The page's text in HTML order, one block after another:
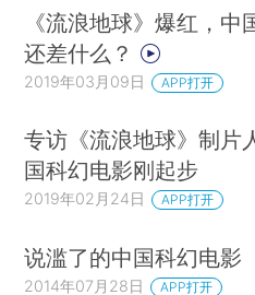
《流浪地球》爆红，中
还差什么？
2019年03月09日 APP打开
专访《流浪地球》制片
国科幻电影刚起步
2019年02月24日 APP打开
说滥了的中国科幻电影
2014年07月28日 APP打开